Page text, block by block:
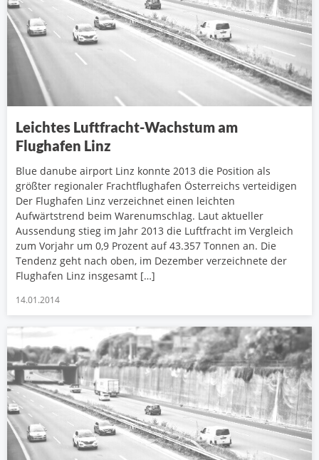
Leichtes Luftfracht-Wachstum am
Flughafen Linz
Blue danube airport Linz konnte 2013 die Position als
größter regionaler Frachtflughafen Österreichs verteidigen
Der Flughafen Linz verzeichnet einen leichten
Aufwärtstrend beim Warenumschlag. Laut aktueller
Aussendung stieg im Jahr 2013 die Luftfracht im Vergleich
zum Vorjahr um 0,9 Prozent auf 43.357 Tonnen an. Die
Tendenz geht nach oben, im Dezember verzeichnete der
Flughafen Linz insgesamt […]
14.01.2014